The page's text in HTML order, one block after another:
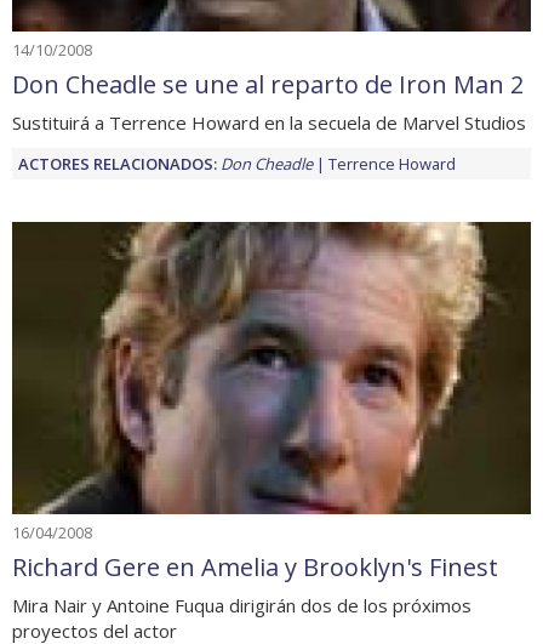
14/10/2008
Don Cheadle se une al reparto de Iron Man 2
Sustituirá a Terrence Howard en la secuela de Marvel Studios
ACTORES RELACIONADOS: Don Cheadle Terrence Howard
16/04/2008
Richard Gere en Amelia y Brooklyn's Finest
Mira Nair y Antoine Fuqua dirigirán dos de los próximos
proyectos del actor